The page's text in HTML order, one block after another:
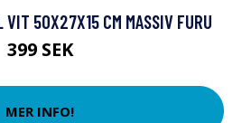
VIT 50X27X15 CM MASSIV FURU
399 SEK
MER INFO!